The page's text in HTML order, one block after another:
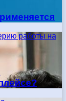
работы на